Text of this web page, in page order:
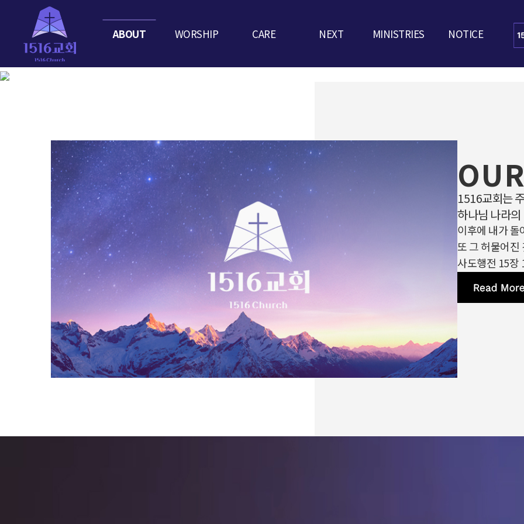
ABOUT WORSHIP CARE NEXT MINISTRIES NOTICE
1516교회는
하나님 나라
이후에 내가 돌
또 그 허물어진
사도행전 15장